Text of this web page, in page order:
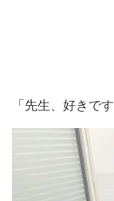
「先生、好きです